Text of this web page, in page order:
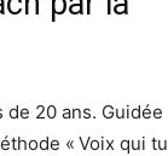
de 20 ans. Guidée
« Voix qui tu